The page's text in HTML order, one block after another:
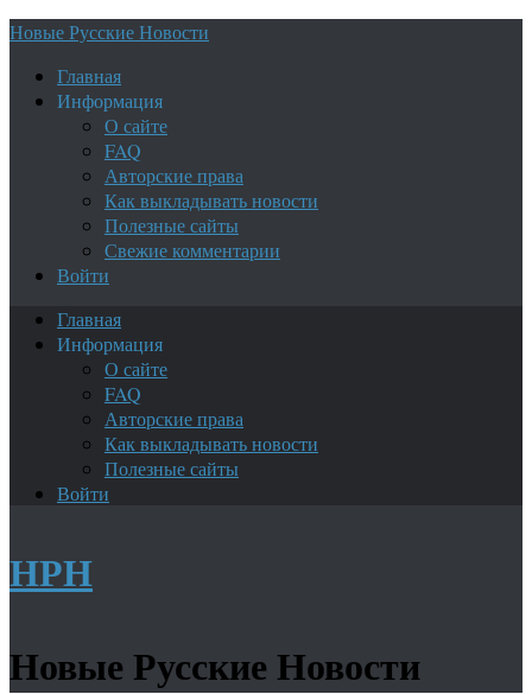
Новые Русские Новости
Главная
Информация
О сайте
FAQ
Авторские права
Как выкладывать новости
Полезные сайты
Свежие комментарии
Войти
Главная
Информация
О сайте
FAQ
Авторские права
Как выкладывать новости
Полезные сайты
Войти
НРН
Новые Русские Новости